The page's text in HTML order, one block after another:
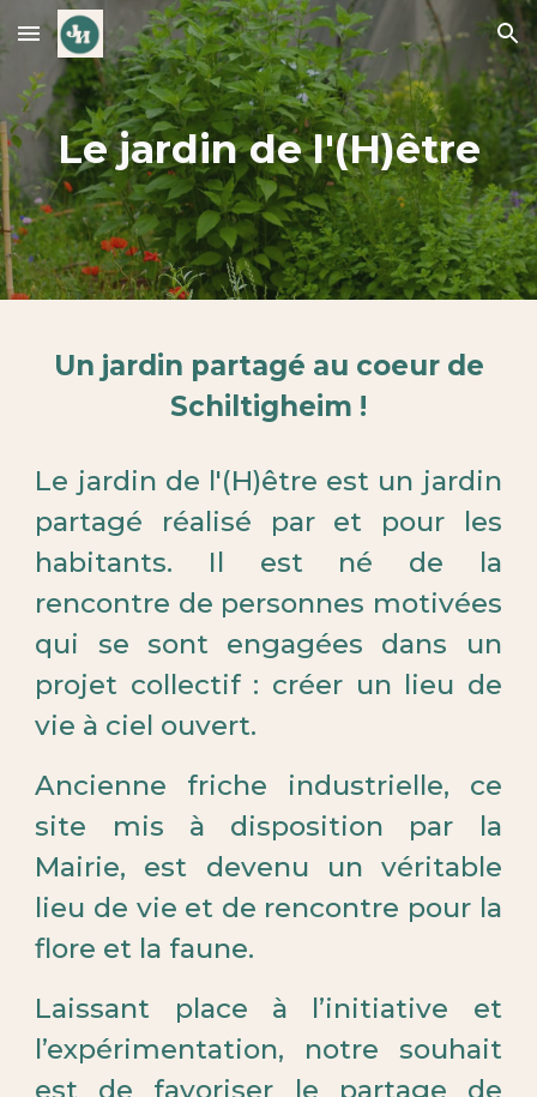
Skip to main content Skip to navigation
Le jardin de l'(H)être
Un jardin partagé au coeur de
Schiltigheim !
Le jardin de l'(H)être est un jardin
partagé réalisé par et pour les
habitants. Il est né de la
rencontre de personnes motivées
qui se sont engagées dans un
projet collectif : créer un lieu de
vie à ciel ouvert.
Ancienne friche industrielle, ce
site mis à disposition par la
Mairie, est devenu un véritable
lieu de vie et de rencontre pour la
flore et la faune.
Laissant place à l’initiative et
l’expérimentation, notre souhait
est de favoriser le partage de